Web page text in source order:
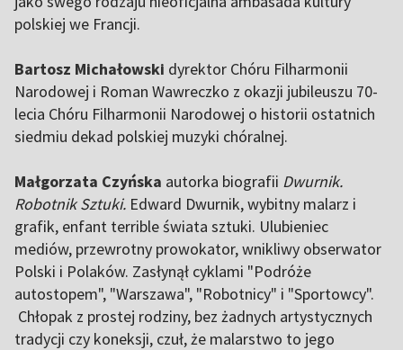
polskiej we Francji.
Bartosz Michałowski dyrektor Chóru Filharmonii
Narodowej i Roman Wawreczko z okazji jubileuszu 70-
lecia Chóru Filharmonii Narodowej o historii ostatnich
siedmiu dekad polskiej muzyki chóralnej.
Małgorzata Czyńska autorka biografii Dwurnik.
Robotnik Sztuki. Edward Dwurnik, wybitny malarz i
grafik, enfant terrible świata sztuki. Ulubieniec
mediów, przewrotny prowokator, wnikliwy obserwator
Polski i Polaków. Zasłynął cyklami "Podróże
autostopem", "Warszawa", "Robotnicy" i "Sportowcy".
Chłopak z prostej rodziny, bez żadnych artystycznych
tradycji czy koneksji, czuł, że malarstwo to jego